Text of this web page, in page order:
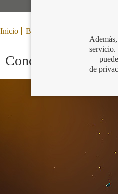
Inicio Blog
Concurso de
servicio.
—
de